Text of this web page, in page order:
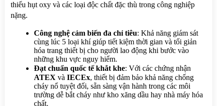
thiếu hụt oxy và các loại độc chất đặc thù trong công nghiệp
nặng.
Công nghệ cảm biến đa chỉ tiêu: Khả năng giám sát
cùng lúc 5 loại khí giúp tiết kiệm thời gian và tối giản
hóa trang thiết bị cho người lao động khi bước vào
những khu vực nguy hiểm.
Đạt chuẩn quốc tế khắt khe
ATEX và IECEx, thiết bị đảm bảo khả năng chống
cháy nổ tuyệt đối, sẵn sàng vận hành trong các môi
trường dễ bắt cháy như kho xăng dầu hay nhà máy hóa
chất.